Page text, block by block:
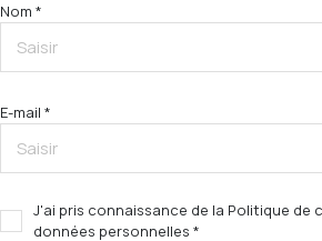
Nom *
E-mail *
J'ai pris connaissance de la Politique
données personnelles *